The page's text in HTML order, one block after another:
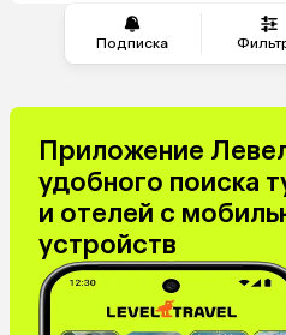
Подписка
Приложение
удобного поиска
и отелей с
устройств